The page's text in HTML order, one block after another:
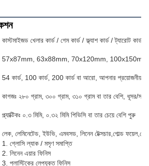
কাস্টমাইজড খেলার কার্ড / গেম কার্ড / ফ্ল্যাশ কার্ড / ট্যারোট কার্ড /
57x87mm, 63x88mm, 70x120mm, 100x150mm
54 কার্ড, 100 কার্ড, 200 কার্ড বা আরো, আপনার প্রয়োজনীয়তা
কাগজঃ ২৮০ গ্রাম, ৩০০ গ্রাম, ৩১০ গ্রাম বা তার বেশি, ধূসর/
প্ল্যাক্টিকঃ ০.৩ মিমি, ০.৩২ মিমি পিভিসি বা তার চেয়ে বেশি পুরু
লেক, লেমিনেটেড, ইউভি, এমবসড, লিনেন টেক্সচার,গোল্ড
1. গ্লোসি ল্যাক / মসৃণ সমাপ্তি
2. লিনেন এয়ার ফিনিস
3. প্লাস্টিকের লেপযুক্ত ফিনিস